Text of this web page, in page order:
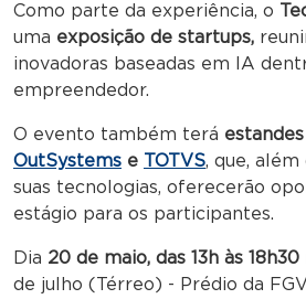
Como parte da experiência, o
uma exposição de startups,
inovadoras baseadas em IA
empreendedor.
O evento também terá
OutSystems e TOTVS, que,
suas tecnologias, oferecerão
estágio para os participantes.
Dia 20 de maio, das 13h às 18h30
de julho (Térreo) - Prédio da